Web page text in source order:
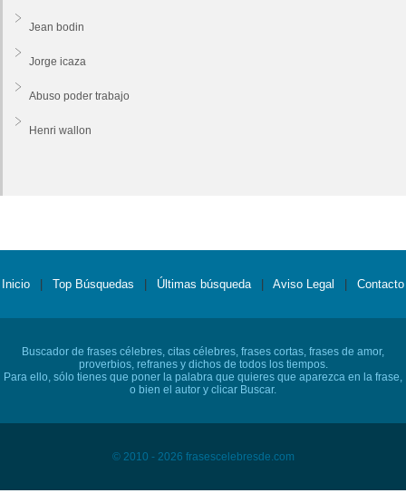
Jean bodin
Jorge icaza
Abuso poder trabajo
Henri wallon
Inicio Top Búsquedas Últimas búsqueda Aviso Legal Contacto
Buscador de frases célebres, citas célebres, frases cortas, frases de amor,
proverbios, refranes y dichos de todos los tiempos.
Para ello, sólo tienes que poner la palabra que quieres que aparezca en la frase,
o bien el autor y clicar Buscar.
© 2010 - 2026 frasescelebresde.com